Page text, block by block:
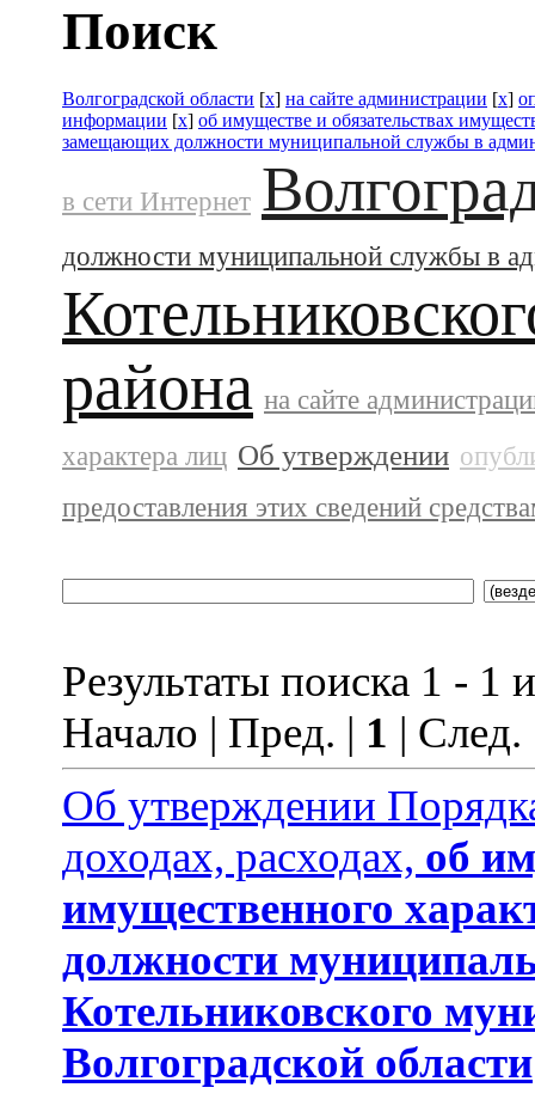
Поиск
Волгоградской области [x] на сайте администрации [x]
информации [x] об имуществе и обязательствах
замещающих должности муниципальной службы в
в сети Интернет
должности муниципальной службы в
района на сайте
характера лиц Об утверждении
предоставления этих сведений
Результаты поиска 1 - 1
Начало | Пред. | 1 |
Об утверждении
доходах, расходах, об
имущественного
должности
Котельниковского
Волгоградской области